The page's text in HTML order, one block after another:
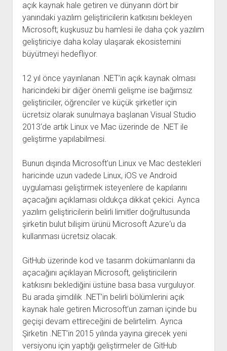
açık kaynak hale getiren ve dünyanın dört bir
yanındaki yazılım geliştiricilerin katkısını bekleyen
Microsoft; kuşkusuz bu hamlesi ile daha çok yazılım
geliştiriciye daha kolay ulaşarak ekosistemini
büyütmeyi hedefliyor.
12 yıl önce yayınlanan .NET’in açık kaynak olması
haricindeki bir diğer önemli gelişme ise bağımsız
geliştiriciler, öğrenciler ve küçük şirketler için
ücretsiz olarak sunulmaya başlanan Visual Studio
2013‘de artık Linux ve Mac üzerinde de .NET ile
geliştirme yapılabilmesi.
Bunun dışında Microsoft’un Linux ve Mac destekleri
haricinde uzun vadede Linux, iOS ve Android
uygulaması geliştirmek isteyenlere de kapılarını
açacağını açıklaması oldukça dikkat çekici. Ayrıca
yazılım geliştiricilerin belirli limitler doğrultusunda
şirketin bulut bilişim ürünü Microsoft Azure‘u da
kullanması ücretsiz olacak.
GitHub üzerinde kod ve tasarım dokümanlarını da
açacağını açıklayan Microsoft, geliştiricilerin
katıkısını beklediğini üstüne basa basa vurguluyor.
Bu arada şimdilik .NET’in belirli bölümlerini açık
kaynak hale getiren Microsoft’un zaman içinde bu
geçişi devam ettireceğini de belirtelim. Ayrıca
Şirketin .NET’in 2015 yılında yayına girecek yeni
versiyonu için yaptığı geliştirmeler de GitHub